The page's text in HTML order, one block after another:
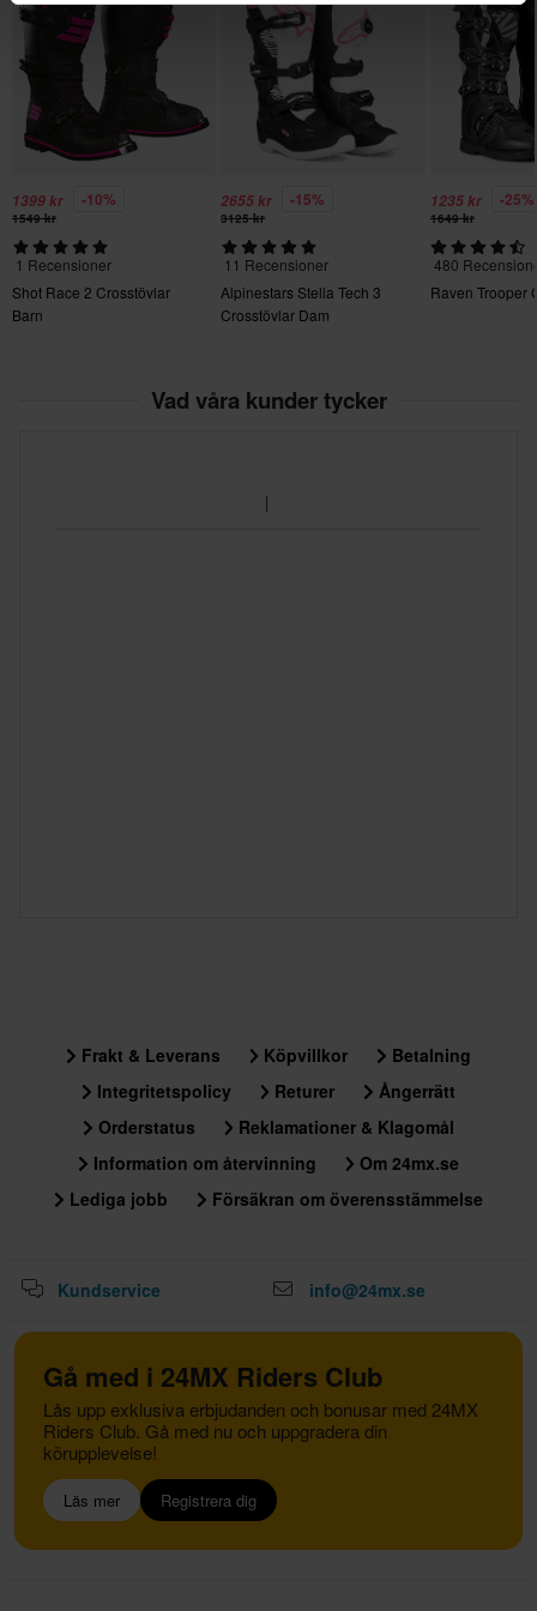
380 x 515 x 135 mm
380 x 510 x 135 mm
1399 kr -10%
1549 kr
1 Recensioner
Shot Race 2 Crosstövlar
Barn
2655 kr -15%
3125 kr
11 Recensioner
Alpinestars Stella Tech 3
Crosstövlar Dam
1235 kr -25%
1649 kr
480
Raven Trooper
Vad våra kunder tycker
Frakt & Leverans Köpvillkor
Betalning
Integritetspolicy
Returer
Ångerrätt
Orderstatus
Reklamationer & Klagomål
Information om återvinning
Om 24mx.se
Lediga jobb
Försäkran om överensstämmelse
Kundservice info@24mx.se
Gå med i 24MX Riders Club
Lås upp exklusiva erbjudanden och bonusar med 24MX
Riders Club. Gå med nu och uppgradera din
körupplevelse!
Läs mer Registrera dig